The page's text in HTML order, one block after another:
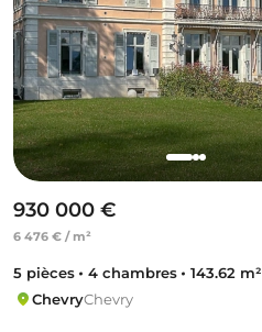
930 000 €
6 476 € / m²
5 pièces 4 chambres
143.62 m²
ChevryChevry